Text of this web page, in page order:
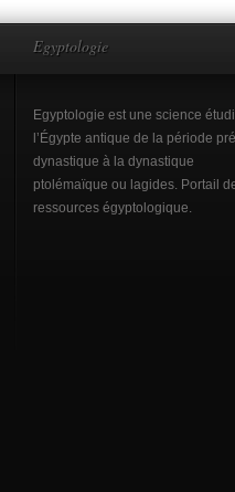
Egyptologie
Egyptologie est une science
l’Égypte antique de la période
dynastique à la dynastique
ptolémaïque ou lagides. Portail
ressources égyptologique.